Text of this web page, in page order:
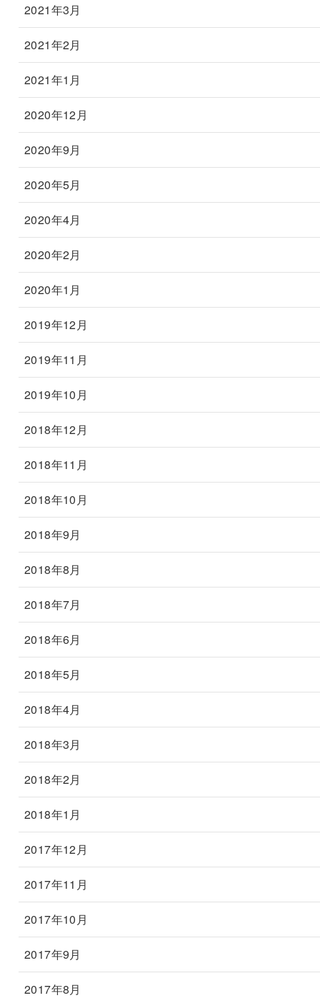
2021年3月
2021年2月
2021年1月
2020年12月
2020年9月
2020年5月
2020年4月
2020年2月
2020年1月
2019年12月
2019年11月
2019年10月
2018年12月
2018年11月
2018年10月
2018年9月
2018年8月
2018年7月
2018年6月
2018年5月
2018年4月
2018年3月
2018年2月
2018年1月
2017年12月
2017年11月
2017年10月
2017年9月
2017年8月